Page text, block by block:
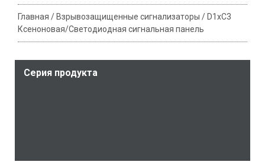
Главная / Взрывозащищенные сигнализаторы / D1xC3
Ксеноновая/Светодиодная сигнальная панель
Серия продукта